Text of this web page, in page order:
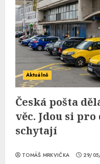
Aktuálně
Česká pošta
věc. Jdou si
schytají
TOMÁŠ MRKVIČKA 29/